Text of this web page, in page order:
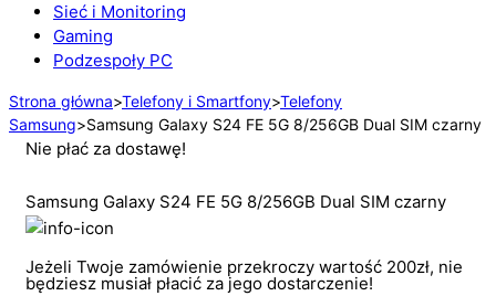
Sieć i Monitoring
Gaming
Podzespoły PC
Strona główna>Telefony i Smartfony>Telefony
Samsung>Samsung Galaxy S24 FE 5G 8/256GB Dual SIM czarny
Nie płać za dostawę!
Samsung Galaxy S24 FE 5G 8/256GB Dual SIM czarny
Jeżeli Twoje zamówienie przekroczy wartość 200zł, nie
będziesz musiał płacić za jego dostarczenie!